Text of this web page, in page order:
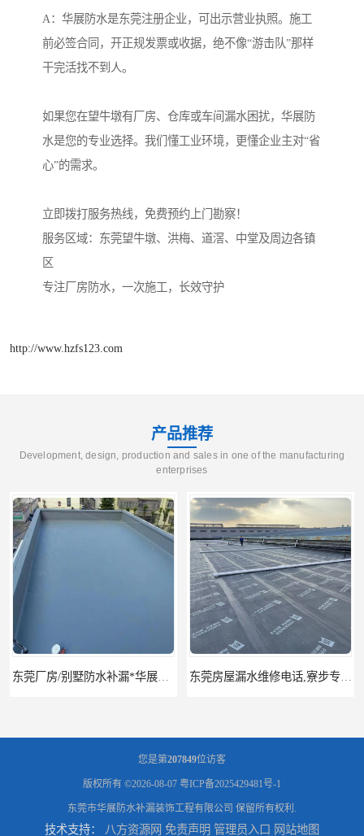
A：华展防水是东莞注册企业，可出示营业执照。施工
前必签合同，开正规发票或收据，绝不像“游击队”那样
干完活找不到人。
如果您在望牛墩有厂房、仓库或车间漏水困扰，华展防
水是您的专业选择。我们懂工业环境，更懂企业主对“省
心”的需求。
立即拨打服务热线，免费预约上门勘察！
服务区域：东莞望牛墩、洪梅、道滘、中堂及周边各镇
区
专注厂房防水，一次施工，长效守护
http://www.hzfs123.com
产品推荐
Development, design, production and sales in one of the manufacturing
enterprises
东莞厂房/别墅防水补漏*华展防水，技术全面、专业靠谱 东莞房屋漏水维修电话,寮步专业房屋防水补漏，专业厂房渗漏水维修
您是第207849位访客
版权所有 ©2026-08-07 粤ICP备2025429481号-1
东莞市华展防水补漏装饰工程有限公司 保留所有权利.
技术支持： 八方资源网 免责声明 管理员入口 网站地图